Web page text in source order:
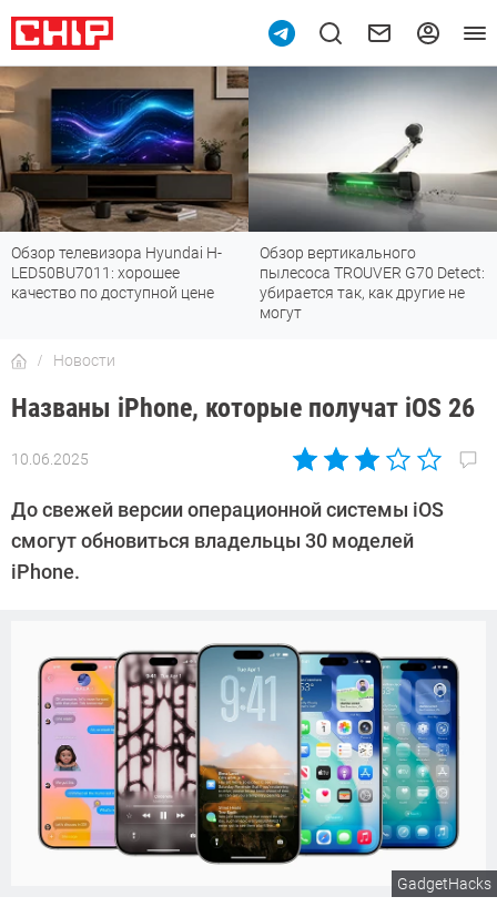
Обзор телевизора Hyundai H-
LED50BU7011: хорошее
качество по доступной цене
Обзор вертикального
пылесоса TROUVER G70 Detect:
убирается так, как другие не
могут
Новости
Названы iPhone, которые получат iOS 26
10.06.2025
Автор:
Калашников
До свежей версии операционной системы iOS
смогут обновиться владельцы 30 моделей
iPhone.
GadgetHacks